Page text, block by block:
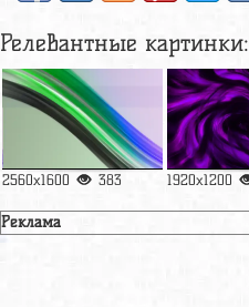
Релевантные картинки:
2560x1600 383 1920x1200
Реклама